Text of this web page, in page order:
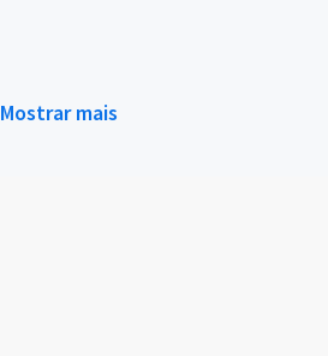
Mostrar mais